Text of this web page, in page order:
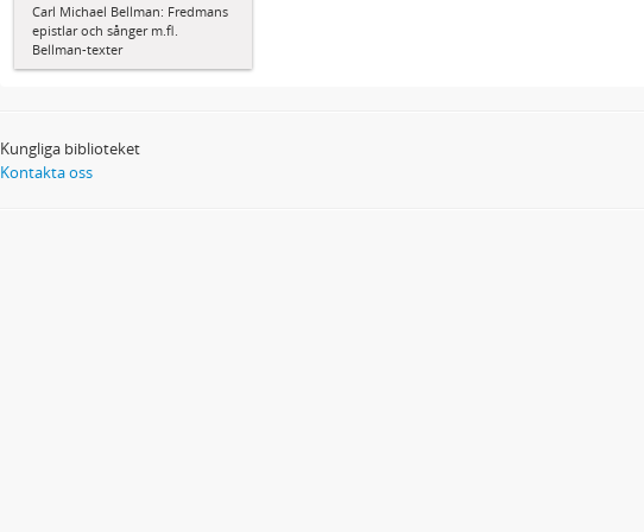
Carl Michael Bellman: Fredmans
epistlar och sånger m.fl.
Bellman-texter
Kungliga biblioteket
Kontakta oss